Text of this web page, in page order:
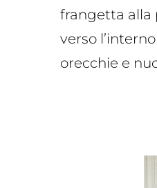
frangetta alla
verso
orecchie e